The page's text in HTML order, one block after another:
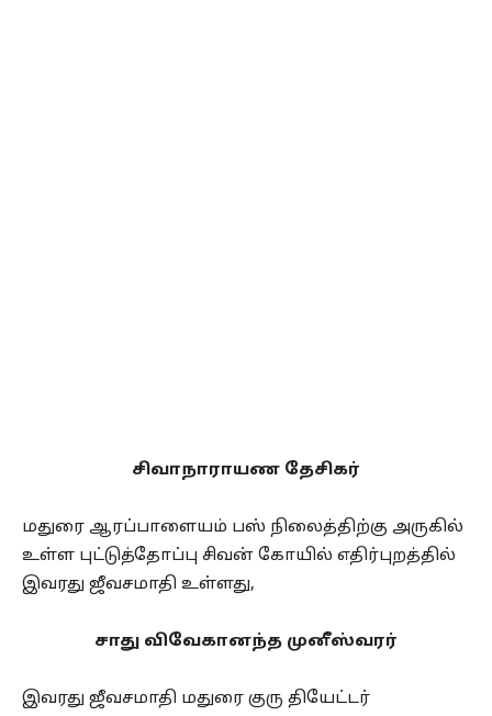
சிவாநாராயண தேசிகர்
மதுரை ஆரப்பாளையம் பஸ் நிலைத்திற்கு அருகில்
உள்ள புட்டுத்தோப்பு சிவன் கோயில் எதிர்புறத்தில்
இவரது ஜீவசமாதி உள்ளது,
சாது விவேகானந்த முனீஸ்வரர்
இவரது ஜீவசமாதி மதுரை குரு தியேட்டர்